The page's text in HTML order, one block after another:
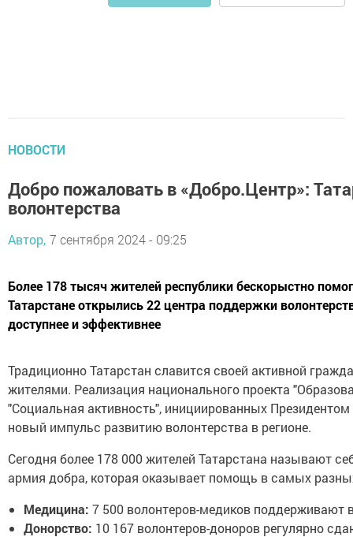
НОВОСТИ
Добро пожаловать в «Добро.Центр»:
волонтерства
Автор, 7 сентября 2024 - 09:25
Более 178 тысяч жителей республики бескорыстно
Татарстане открылись 22 центра поддержки
доступнее и эффективнее
Традиционно Татарстан славится своей активной
жителями. Реализация национального проекта
"Социальная активность", инициированных
новый импульс развитию волонтерства в регионе.
Сегодня более 178 000 жителей Татарстана называют
армия добра, которая оказывает помощь в самых
Медицина: 7 500 волонтеров-медиков поддерживают
Донорство: 10 167 волонтеров-доноров регулярно